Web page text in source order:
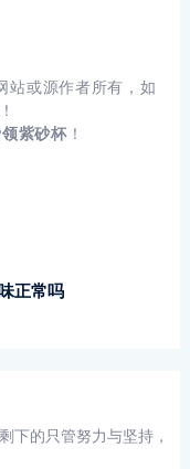
站或源作者所有，如
紫砂杯！
正常吗
下的只管努力与坚持，